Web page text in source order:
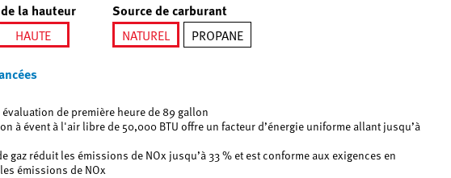
la hauteur
HAUTE
Source de carburant
NATUREL
PROPANE
de première heure de 89 gallon
à évent à l'air libre de 50,000 BTU offre un facteur d’énergie uniforme allant jusqu’à
gaz réduit les émissions de NOx jusqu’à 33 % et est conforme aux exigences en
émissions de NOx